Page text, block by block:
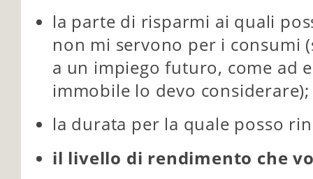
la parte di risparmi ai quali
non mi servono per i consumi
a un impiego futuro, come ad
immobile lo devo considerare);
la durata per la quale posso
il livello di rendimento che